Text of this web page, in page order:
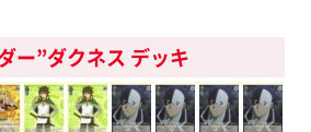
ー”ダクネス デッキ